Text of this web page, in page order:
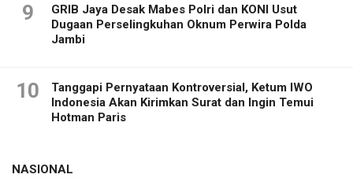
9
GRIB Jaya Desak Mabes Polri dan KONI Usut
Dugaan Perselingkuhan Oknum Perwira Polda
Jambi
10
Tanggapi Pernyataan Kontroversial, Ketum IWO
Indonesia Akan Kirimkan Surat dan Ingin Temui
Hotman Paris
NASIONAL